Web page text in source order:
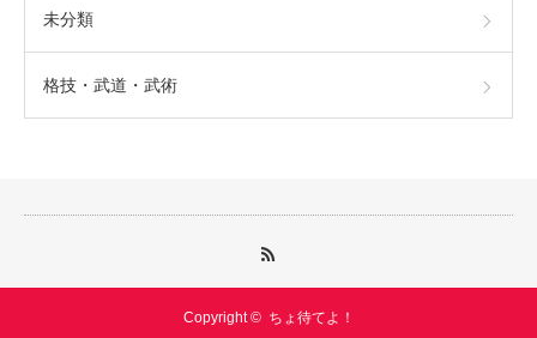
未分類
格技・武道・武術
Copyright © ちょ待てよ！